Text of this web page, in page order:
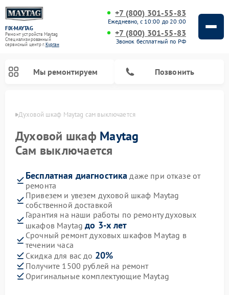
FIX-MAYTAG
Ремонт устройств Maytag
Специализированный
cервисный центр г.Курган
+7 (800) 301-55-83
Ежедневно, с 10:00 до 20:00
+7 (800) 301-55-83
Звонок бесплатный по РФ
Мы ремонтируем Позвонить
Духовой шкаф Maytag сам выключается
Духовой шкаф Maytag
Сам выключается
Бесплатная диагностика даже при отказе от
ремонта
Привезем и увезем духовой шкаф Maytag
собственной доставкой
Гарантия на наши работы по ремонту духовых
шкафов Maytagдо 3-х лет
Срочный ремонт духовых шкафов Maytag в
течении часа
Скидка для вас до 20%
Получите 1500 рублей на ремонт
Оригинальные комплектующие Maytag